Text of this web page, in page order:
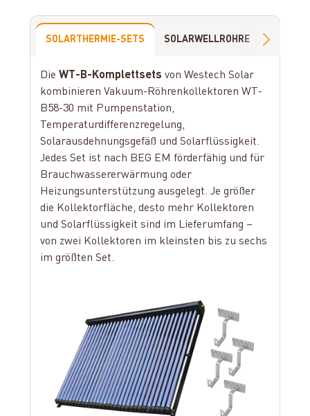
SOLARTHERMIE-SETS SOLARWELLROHRE
DieWT-B-Komplettsets von Westech Solar
kombinieren Vakuum-Röhrenkollektoren WT-
B58-30 mit Pumpenstation,
Temperaturdifferenzregelung,
Solarausdehnungsgefäß und Solarflüssigkeit.
Jedes Set ist nach BEG EM förderfähig und für
Brauchwassererwärmung oder
Heizungsunterstützung ausgelegt. Je größer
die Kollektorfläche, desto mehr Kollektoren
und Solarflüssigkeit sind im Lieferumfang –
von zwei Kollektoren im kleinsten bis zu sechs
im größten Set.